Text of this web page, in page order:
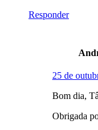
Responder
25 de
Bom dia,
Obrigada